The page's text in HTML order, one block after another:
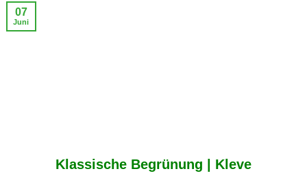
Klassische Begrünung | Kleve
07
Juni